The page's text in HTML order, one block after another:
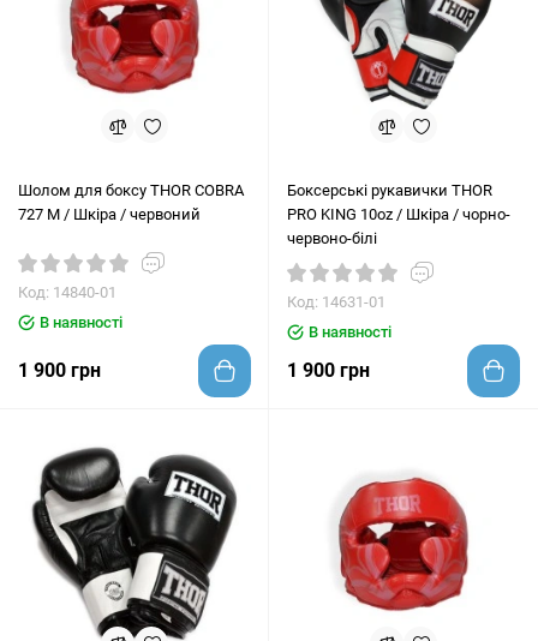
Шолом для боксу THOR COBRA
727 M / Шкіра / червоний
Код: 14840-01
В наявності
1 900 грн
Боксерські рукавички THOR
PRO KING 10oz / Шкіра / чорно-
червоно-білі
Код: 14631-01
В наявності
1 900 грн